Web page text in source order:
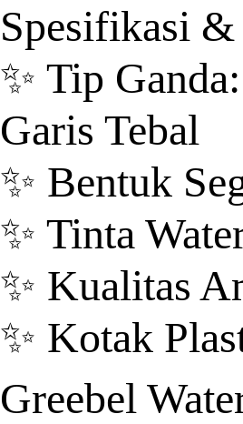
Spesifikasi
✨ Tip
Garis Tebal
✨ Bentuk
✨ Tinta
✨ Kualitas
✨ Kotak
Greebel